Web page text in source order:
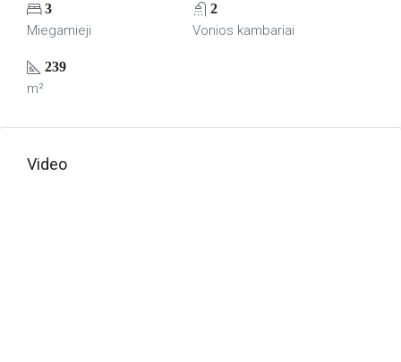
3
Miegamieji
2
Vonios kambariai
239
m²
Video